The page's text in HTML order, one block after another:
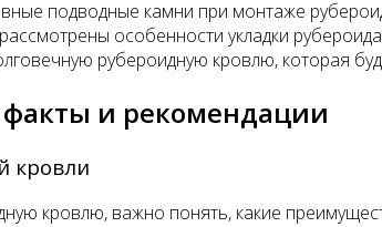
подводные камни при монтаже
особенности укладки
рубероидную кровлю, которая
факты и рекомендации
кровли
кровлю, важно понять, какие